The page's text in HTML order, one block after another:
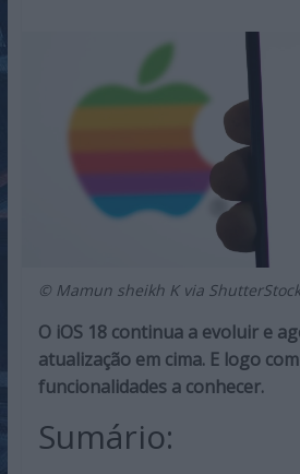
© Mamun sheikh K via
O iOS 18 continua a evoluir e
atualização em cima. E logo
funcionalidades a conhecer.
Sumário: